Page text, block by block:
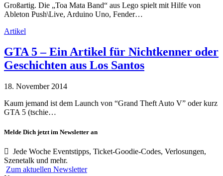
Großartig. Die „Toa Mata Band“ aus Lego spielt mit Hilfe von
Ableton Push\Live, Arduino Uno, Fender…
Artikel
GTA 5 – Ein Artikel für Nichtkenner oder
Geschichten aus Los Santos
18. November 2014
Kaum jemand ist dem Launch von “Grand Theft Auto V” oder kurz
GTA 5 (tschie…
Melde Dich jetzt im Newsletter an
Jede Woche Eventstipps, Ticket-Goodie-Codes, Verlosungen,
Szenetalk und mehr.
Zum aktuellen Newsletter